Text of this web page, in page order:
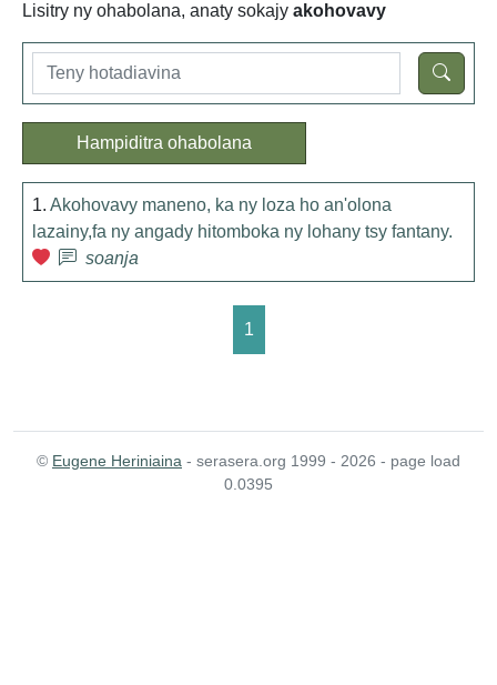
Lisitry ny ohabolana, anaty sokajy akohovavy
Hampiditra ohabolana
1. Akohovavy maneno, ka ny loza ho an'olona
lazainy,fa ny angady hitomboka ny lohany tsy fantany.
soanja
1
© Eugene Heriniaina - serasera.org 1999 - 2026 - page load
0.0395